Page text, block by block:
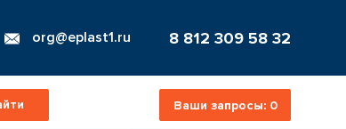
org@eplast1.ru 8 812 309 58 32
Ваши запросы: 0